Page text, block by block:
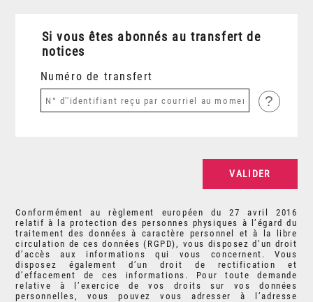
Si vous êtes abonnés au transfert de
notices
Numéro de transfert
?
Conformément au règlement européen du 27 avril 2016
relatif à la protection des personnes physiques à l’égard du
traitement des données à caractère personnel et à la libre
circulation de ces données (RGPD), vous disposez d’un droit
d’accès aux informations qui vous concernent. Vous
disposez également d’un droit de rectification et
d’effacement de ces informations. Pour toute demande
relative à l’exercice de vos droits sur vos données
personnelles, vous pouvez vous adresser à l’adresse